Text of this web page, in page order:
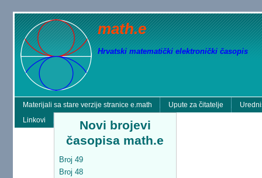
math.e
Hrvatski matematički elektronički časopis
Materijali sa stare verzije stranice e.math Upute za čitatelje
Linkovi
Novi brojevi
časopisa math.e
Broj 49
Broj 48